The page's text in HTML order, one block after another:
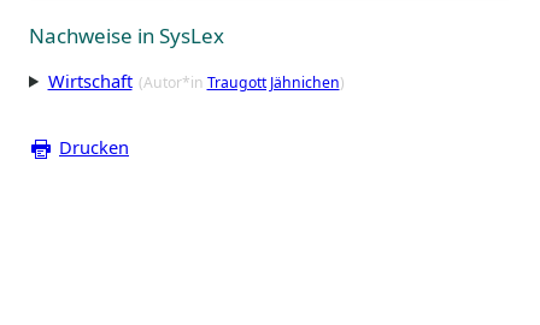
Nachweise in SysLex
Wirtschaft (Autor*in Traugott Jähnichen)
Drucken